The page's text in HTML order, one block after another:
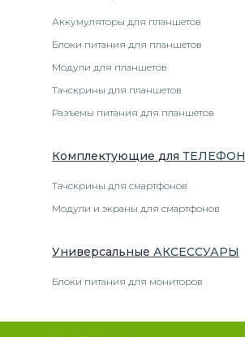
Аккумуляторы для планшетов
Блоки питания для планшетов
Модули для планшетов
Тачскрины для планшетов
Разъемы питания для планшетов
Комплектующие для ТЕЛЕФОН
Тачскрины для смартфонов
Модули и экраны для смартфонов
Универсальные АКСЕССУАРЫ
Блоки питания для мониторов